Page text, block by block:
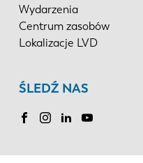
Wydarzenia
Centrum zasobów
Lokalizacje LVD
ŚLEDŹ NAS